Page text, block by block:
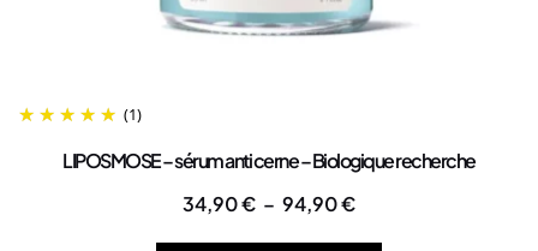
(1)
LIPOSMOSE – sérum anti cerne – Biologique recherche
34,90€ – 94,90€